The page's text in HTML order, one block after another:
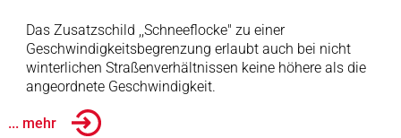
Das Zusatzschild ,,Schneeflocke" zu einer
Geschwindigkeitsbegrenzung erlaubt auch bei nicht
winterlichen Straßenverhältnissen keine höhere als die
angeordnete Geschwindigkeit.
... mehr